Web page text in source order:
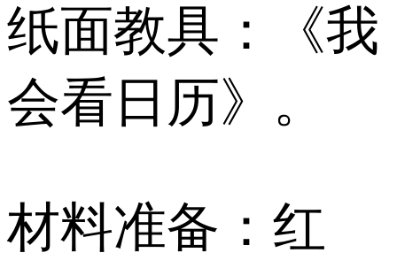
纸面教具：《我
会看日历》。
材料准备：红